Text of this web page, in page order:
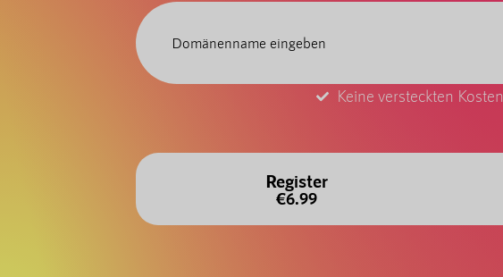
Keine versteckten Kosten
Register
€6.99